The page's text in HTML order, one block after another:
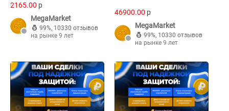
2165.00 p
MegaMarket
99%, 10330 отзывов
на рынке 9 лет
46900.00 p
MegaMarket
99%, 10330 отзывов
на рынке 9 лет